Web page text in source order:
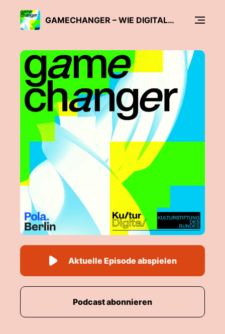
GAMECHANGER – WIE DIGITALER WANDEL DIE KULTUR VERÄNDERT
Aktuelle Episode abspielen
Podcast abonnieren